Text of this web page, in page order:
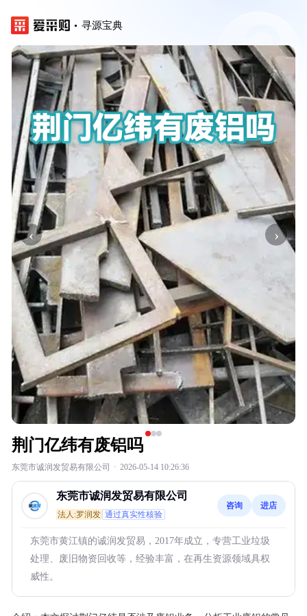
寻源宝典
‹ ›
荆门亿纬有废铝吗
东莞市诚润发贸易有限公司 · 2026-05-14 10:26:36
东莞市诚润发贸易有限公司
法人:罗润发 通过真实性核验
咨询 进店
东莞市黄江镇的诚润发贸易，2017年成立，专营工业垃圾
处理、废旧物资回收等，经验丰富，在再生资源领域具权
威性。